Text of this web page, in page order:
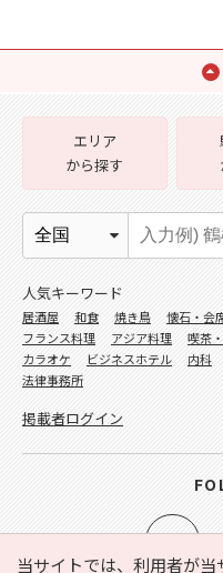
当サイトでは、利用者が
エリア
から探す
人気キーワード
居酒屋 和食 焼き鳥 懐石・会
フランス料理
アジア料理 喫茶
カラオケ
ビジネスホテル 内科
法律事務所
掲載者ログイン